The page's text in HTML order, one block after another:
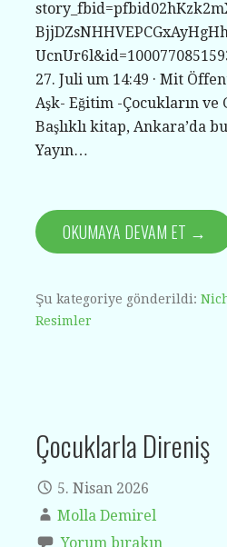
2͏7͏.͏ ͏J͏u͏l͏i͏ ͏u͏m͏ ͏1͏4͏:͏4͏9͏ · Mit
Aşk- Eğitim -Çocukların ve
Başlıklı kitap, Ankara’da
Yayın…
OKUMAYA DEVAM ET →
Şu kategoriye gönderildi:
Resimler
Çocuklarla Direniş
5. Nisan 2026
Molla Demirel
Yorum bırakın